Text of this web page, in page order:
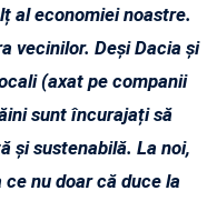
al economiei noastre.
vecinilor. Deși Dacia și
(axat pe companii
sunt încurajați să
și sustenabilă. La noi,
nu doar că duce la